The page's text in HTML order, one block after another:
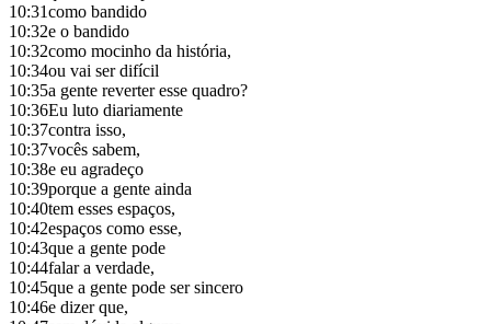
10:31como bandido
10:32e o bandido
10:32como mocinho da história,
10:34ou vai ser difícil
10:35a gente reverter esse quadro?
10:36Eu luto diariamente
10:37contra isso,
10:37vocês sabem,
10:38e eu agradeço
10:39porque a gente ainda
10:40tem esses espaços,
10:42espaços como esse,
10:43que a gente pode
10:44falar a verdade,
10:45que a gente pode ser sincero
10:46e dizer que,